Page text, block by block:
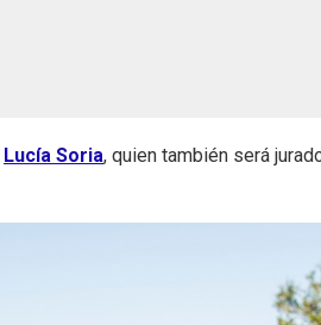
Lucía Soria, quien también será